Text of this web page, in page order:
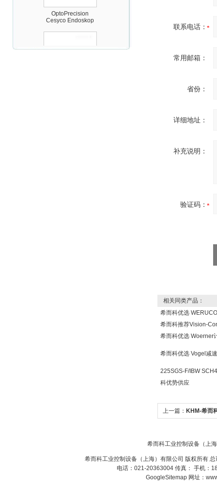
OptoPrecision
Cesyco Endoskop
HTO 38 内窥镜
联系电话：
常用邮箱：
省份：
详细地址：
补充说明：
验证码：
相关同类产品：
希而科优选
希而科推荐Vision-
希而科优选 Woerner
希而科优选 Vogel减
225SGS-F/IBW
科优势供应
上一篇： KHM-希而
希而科工业控制设备（上
希而科工业控制设备（上海）有限公司 版权所有
电话：021-20363004 传真： 手机：
GoogleSitemap网址：